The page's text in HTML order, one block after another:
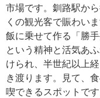
市場です。釧路駅か
くの観光客で賑わい
飯に乗せて作る「勝
という精神と活気あ
けられ、半世紀以上
き渡ります。見て、
喫できるスポットです